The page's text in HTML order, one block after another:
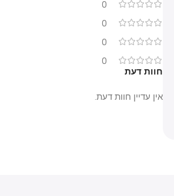
0
0
0
0
חוות דעת
אין עדיין חוות דעת.